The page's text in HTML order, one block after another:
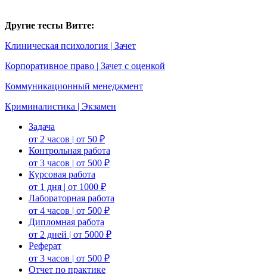
Другие тесты Витте:
Клиническая психология | Зачет
Корпоративное право | Зачет с оценкой
Коммуникационный менеджмент
Криминалистика | Экзамен
Задача
от 2 часов | от 50 ₽
Контрольная работа
от 3 часов | от 500 ₽
Курсовая работа
от 1 дня | от 1000 ₽
Лабораторная работа
от 4 часов | от 500 ₽
Дипломная работа
от 2 дней | от 5000 ₽
Реферат
от 3 часов | от 500 ₽
Отчет по практике